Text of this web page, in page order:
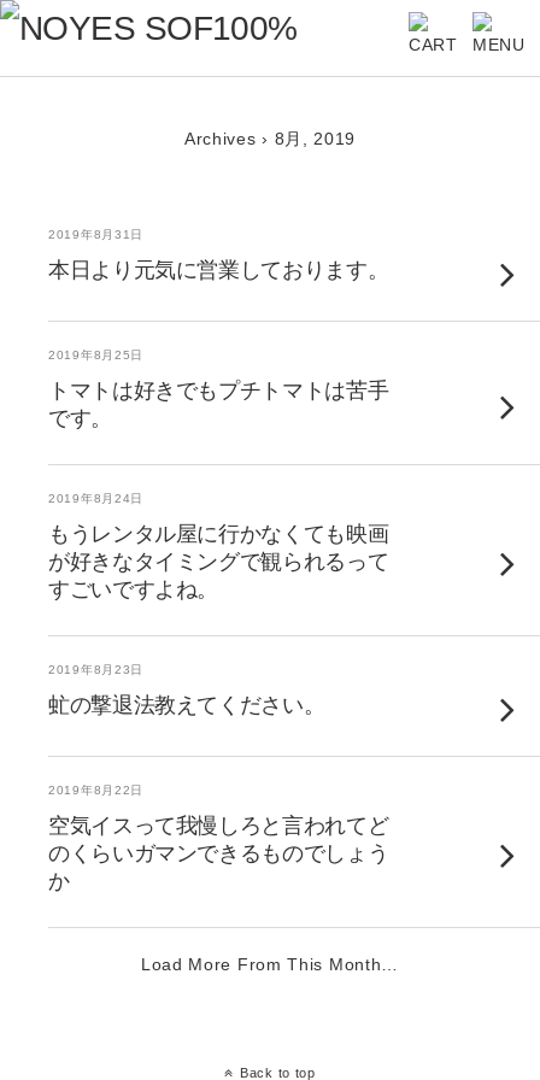
Archives › 8月, 2019
2019年8月31日
本日より元気に営業しております。
2019年8月25日
トマトは好きでもプチトマトは苦手
です。
2019年8月24日
もうレンタル屋に行かなくても映画
が好きなタイミングで観られるって
すごいですよね。
2019年8月23日
虻の撃退法教えてください。
2019年8月22日
空気イスって我慢しろと言われてど
のくらいガマンできるものでしょう
か
Load More From This Month…
Back to top